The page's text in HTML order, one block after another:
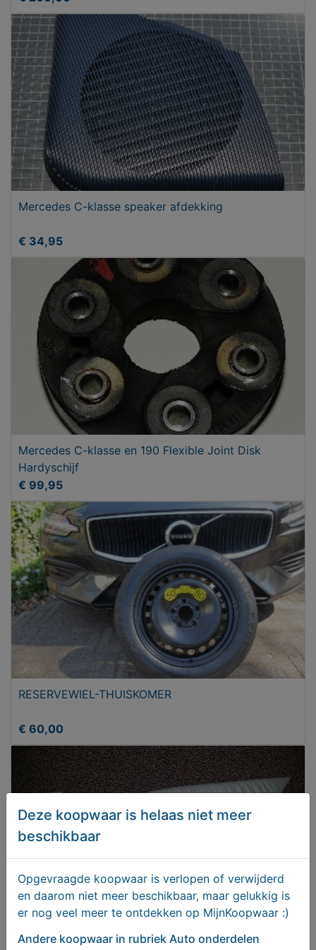
Mercedes C-klasse speaker afdekking
€ 34,95
Mercedes C-klasse en 190 Flexible Joint Disk
Hardyschijf
€ 99,95
RESERVEWIEL-THUISKOMER
€ 60,00
Mercedes C-klasse lederen bekleding
Deze koopwaar is helaas niet meer
beschikbaar
Opgevraagde koopwaar is verlopen of verwijderd
en daarom niet meer beschikbaar, maar gelukkig is
er nog veel meer te ontdekken op MijnKoopwaar :)
Andere koopwaar in rubriek Auto onderdelen